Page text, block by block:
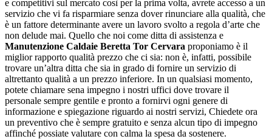
e competitivi sul mercato così per la prima volta, avrete accesso a un
servizio che vi fa risparmiare senza dover rinunciare alla qualità, che
è un fattore determinante avere un lavoro svolto a regola d’arte che
non delude mai. Quello che noi come ditta di assistenza e
Manutenzione Caldaie Beretta Tor Cervara proponiamo è il
miglior rapporto qualità prezzo che ci sia: non è, infatti, possibile
trovare un’altra ditta che sia in grado di fornire un servizio di
altrettanto qualità a un prezzo inferiore. In un qualsiasi momento,
potete chiamare sena impegno i nostri uffici dove trovare il
personale sempre gentile e pronto a fornirvi ogni genere di
informazione e spiegazione riguardo ai nostri servizi, Chiedete ora
un preventivo che è sempre gratuito e senza alcun tipo di impegno
affinché possiate valutare con calma la spesa da sostenere.